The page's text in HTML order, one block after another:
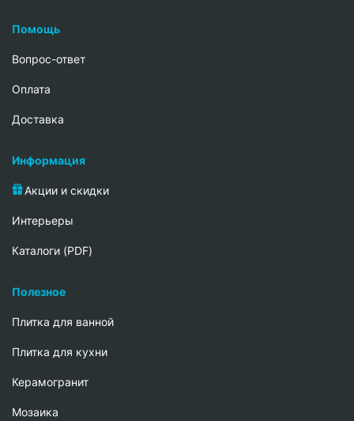
Помощь
Вопрос-ответ
Oплата
Доставка
Информация
Акции и скидки
Интерьеры
Каталоги (PDF)
Полезное
Плитка для ванной
Плитка для кухни
Керамогранит
Мозаика